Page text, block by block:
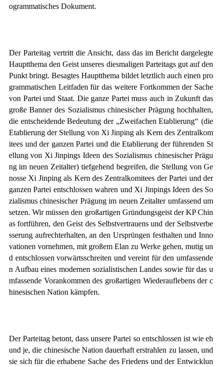
ogrammatisches Dokument.
Der Parteitag vertritt die Ansicht, dass das im Bericht dargelegte
Hauptthema den Geist unseres diesmaligen Parteitags gut auf den
Punkt bringt. Besagtes Hauptthema bildet letztlich auch einen pro
grammatischen Leitfaden für das weitere Fortkommen der Sache
von Partei und Staat. Die ganze Partei muss auch in Zukunft das
große Banner des Sozialismus chinesischer Prägung hochhalten,
die entscheidende Bedeutung der „Zweifachen Etablierung“ (die
Etablierung der Stellung von Xi Jinping als Kern des Zentralkom
itees und der ganzen Partei und die Etablierung der führenden St
ellung von Xi Jinpings Ideen des Sozialismus chinesischer Prägu
ng im neuen Zeitalter) tiefgehend begreifen, die Stellung von Ge
nosse Xi Jinping als Kern des Zentralkomitees der Partei und der
ganzen Partei entschlossen wahren und Xi Jinpings Ideen des So
zialismus chinesischer Prägung im neuen Zeitalter umfassend um
setzen. Wir müssen den großartigen Gründungsgeist der KP Chin
as fortführen, den Geist des Selbstvertrauens und der Selbstverbe
sserung aufrechterhalten, an den Ursprüngen festhalten und Inno
vationen vornehmen, mit großem Elan zu Werke gehen, mutig un
d entschlossen vorwärtsschreiten und vereint für den umfassende
n Aufbau eines modernen sozialistischen Landes sowie für das u
mfassende Vorankommen des großartigen Wiederauflebens der c
hinesischen Nation kämpfen.
Der Parteitag betont, dass unsere Partei so entschlossen ist wie eh
und je, die chinesische Nation dauerhaft erstrahlen zu lassen, und
sie sich für die erhabene Sache des Friedens und der Entwicklun